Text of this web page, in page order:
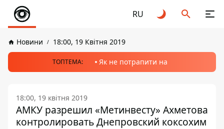
RU
Новини 18:00, 19 Квітня 2019
ТОПТЕМА: Як не потрапити на
18:00, 19 квітня 2019
АМКУ разрешил «Метинвесту» Ахметова
контролировать Днепровский коксохим